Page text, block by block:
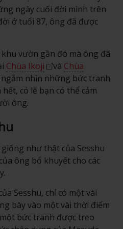
ngày cuối đời mình trên
ở tuổi 87, ông đã được
vườn gần đó mà ông đã
Chùa Ikoji và Chùa
nhìn những bức tranh
có lẽ bạn có thể cảm
ông.
như thật của Sesshu
ông bổ khuyết cho các
Sesshu, chỉ có một vài
bày vào một vài thời điểm
bức tranh được treo